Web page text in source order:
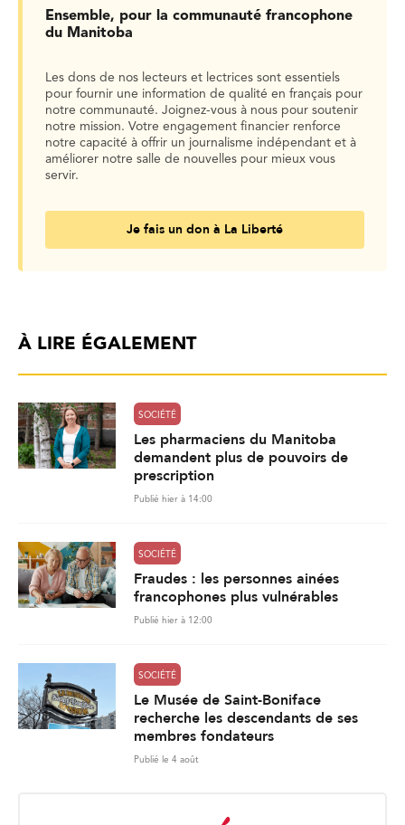
Ensemble, pour la communauté francophone
du Manitoba
Les dons de nos lecteurs et lectrices sont essentiels
pour fournir une information de qualité en français pour
notre communauté. Joignez-vous à nous pour soutenir
notre mission. Votre engagement financier renforce
notre capacité à offrir un journalisme indépendant et à
améliorer notre salle de nouvelles pour mieux vous
servir.
Je fais un don à La Liberté
À LIRE ÉGALEMENT
SOCIÉTÉ
Les pharmaciens du Manitoba
demandent plus de pouvoirs de
prescription
Publié hier à 14:00
SOCIÉTÉ
Fraudes : les personnes ainées
francophones plus vulnérables
Publié hier à 12:00
SOCIÉTÉ
Le Musée de Saint-Boniface
recherche les descendants de ses
membres fondateurs
Publié le 4 août